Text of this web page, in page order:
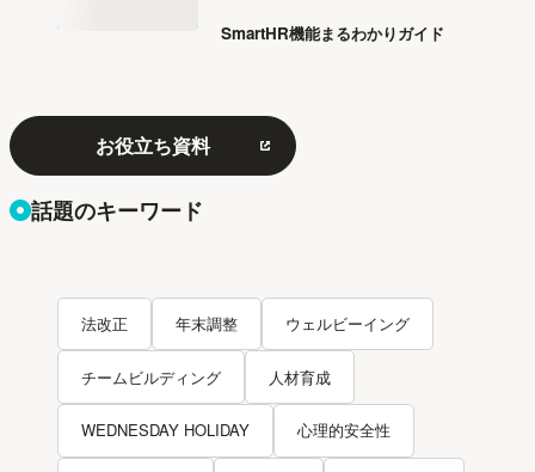
SmartHR機能まるわかりガイド
お役立ち資料
話題のキーワード
法改正 年末調整 ウェルビーイング
チームビルディング 人材育成
WEDNESDAY HOLIDAY 心理的安全性